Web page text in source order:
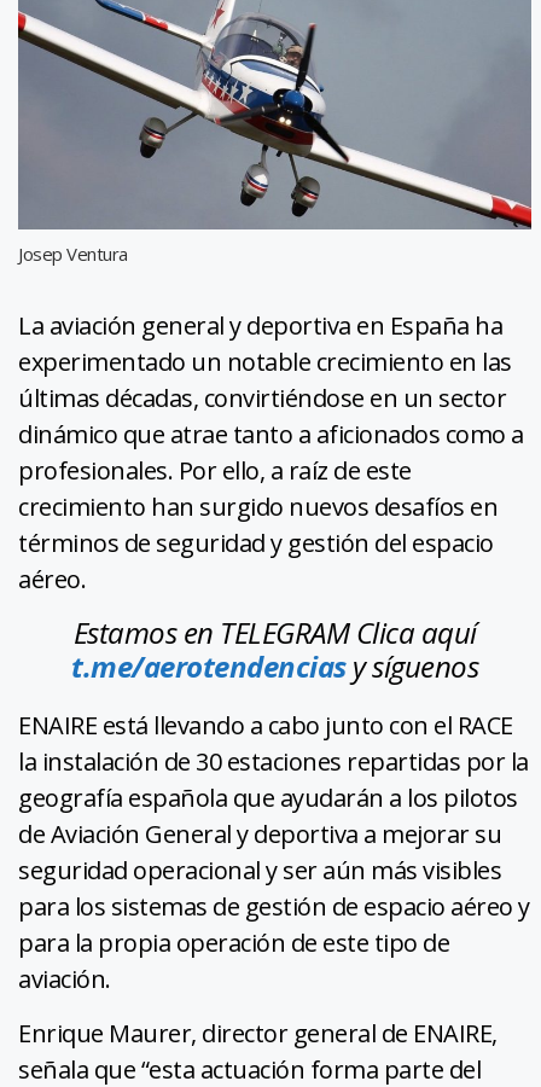
Josep Ventura
La aviación general y deportiva en España ha
experimentado un notable crecimiento en las
últimas décadas, convirtiéndose en un sector
dinámico que atrae tanto a aficionados como a
profesionales. Por ello, a raíz de este
crecimiento han surgido nuevos desafíos en
términos de seguridad y gestión del espacio
aéreo.
Estamos en TELEGRAM Clica aquí
t.me/aerotendenciasy síguenos
ENAIRE está llevando a cabo junto con el RACE
la instalación de 30 estaciones repartidas por la
geografía española que ayudarán a los pilotos
de Aviación General y deportiva a mejorar su
seguridad operacional y ser aún más visibles
para los sistemas de gestión de espacio aéreo y
para la propia operación de este tipo de
aviación.
Enrique Maurer, director general de ENAIRE,
señala que “esta actuación forma parte del